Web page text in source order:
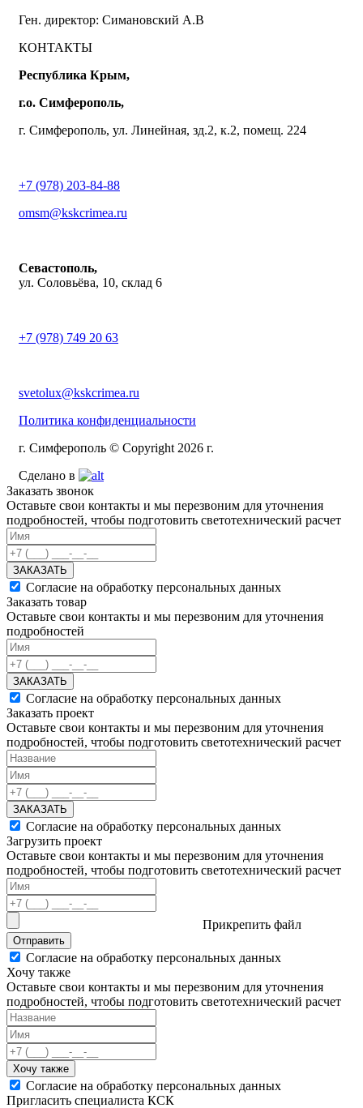
Ген. директор: Симановский А.В
КОНТАКТЫ
Республика Крым,
г.о. Симферополь,
г. Симферополь, ул. Линейная, зд.2, к.2, помещ. 224
+7 (978) 203-84-88
omsm@kskcrimea.ru
Севастополь,
ул. Соловьёва, 10, склад 6
+7 (978) 749 20 63
svetolux@kskcrimea.ru
Политика конфиденциальности
г. Симферополь © Copyright 2026 г.
Сделано в
Заказать звонок
Оставьте свои контакты и мы перезвоним для уточнения
подробностей, чтобы подготовить светотехнический расчет
ЗАКАЗАТЬ
Согласие на обработку персональных данных
Заказать товар
Оставьте свои контакты и мы перезвоним для уточнения
подробностей
ЗАКАЗАТЬ
Согласие на обработку персональных данных
Заказать проект
Оставьте свои контакты и мы перезвоним для уточнения
подробностей, чтобы подготовить светотехнический расчет
ЗАКАЗАТЬ
Согласие на обработку персональных данных
Загрузить проект
Оставьте свои контакты и мы перезвоним для уточнения
подробностей, чтобы подготовить светотехнический расчет
Прикрепить файл
Отправить
Согласие на обработку персональных данных
Хочу также
Оставьте свои контакты и мы перезвоним для уточнения
подробностей, чтобы подготовить светотехнический расчет
Хочу также
Согласие на обработку персональных данных
Пригласить специалиста КСК